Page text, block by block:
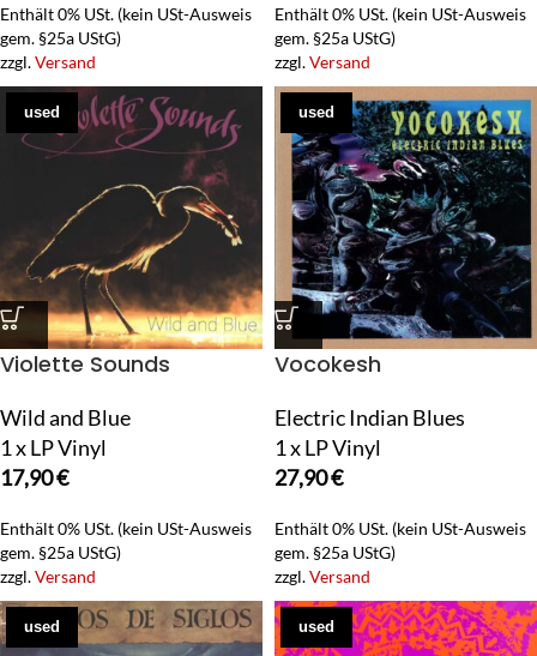
Enthält 0% USt. (kein USt-Ausweis
gem. §25a UStG)
zzgl.Versand
Enthält 0% USt. (kein USt-Ausweis
gem. §25a UStG)
zzgl.Versand
used
Violette Sounds
Wild and Blue
1 x LP Vinyl
17,90€
Enthält 0% USt. (kein USt-Ausweis
gem. §25a UStG)
zzgl.Versand
used
Vocokesh
Electric Indian Blues
1 x LP Vinyl
27,90€
Enthält 0% USt. (kein USt-Ausweis
gem. §25a UStG)
zzgl.Versand
used used